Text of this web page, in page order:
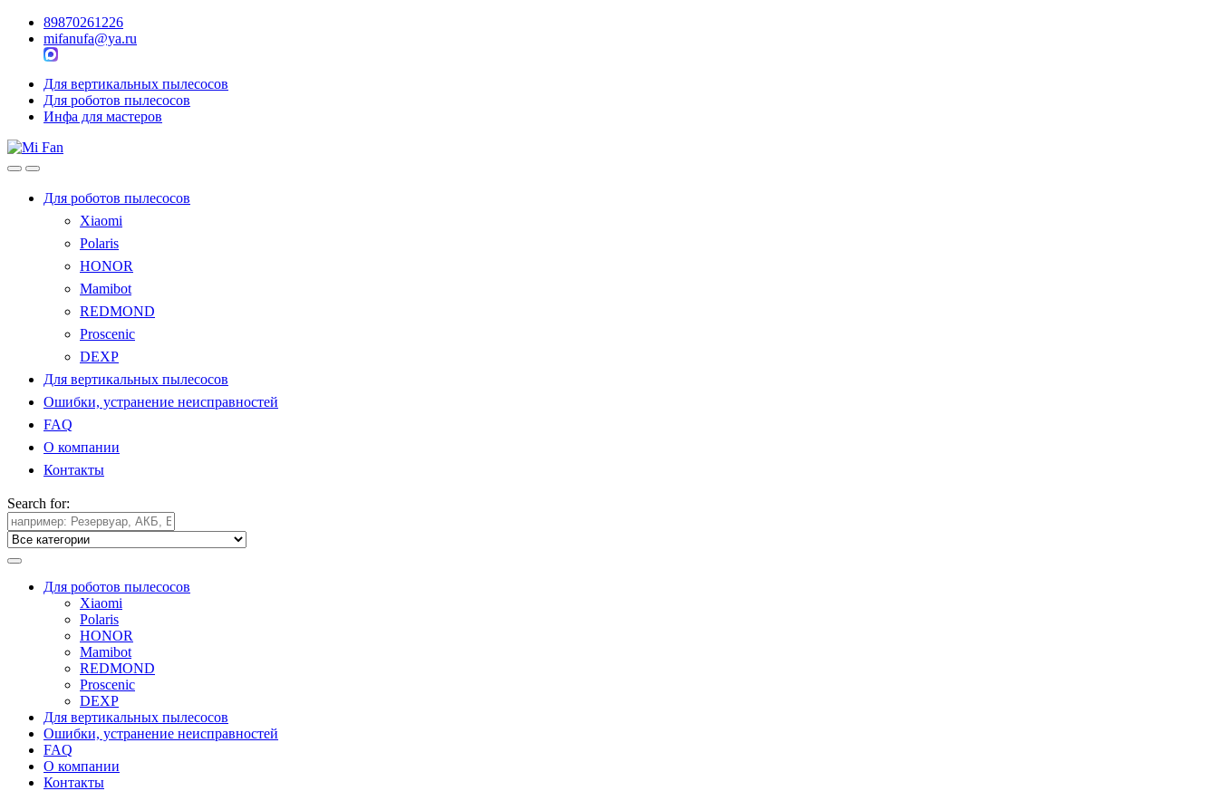
89870261226
mifanufa@ya.ru
Для вертикальных пылесосов
Для роботов пылесосов
Инфа для мастеров
Для роботов пылесосов
Xiaomi
Polaris
HONOR
Mamibot
REDMOND
Proscenic
DEXP
Для вертикальных пылесосов
Ошибки, устранение неисправностей
FAQ
О компании
Контакты
Search for:
Для роботов пылесосов
Xiaomi
Polaris
HONOR
Mamibot
REDMOND
Proscenic
DEXP
Для вертикальных пылесосов
Ошибки, устранение неисправностей
FAQ
О компании
Контакты